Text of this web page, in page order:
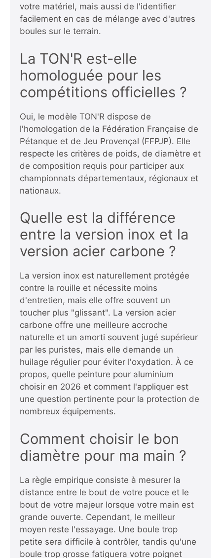
votre matériel, mais aussi de l'identifier
facilement en cas de mélange avec d'autres
boules sur le terrain.
La TON'R est-elle
homologuée pour les
compétitions officielles ?
Oui, le modèle TON'R dispose de
l'homologation de la Fédération Française de
Pétanque et de Jeu Provençal (FFPJP). Elle
respecte les critères de poids, de diamètre et
de composition requis pour participer aux
championnats départementaux, régionaux et
nationaux.
Quelle est la différence
entre la version inox et la
version acier carbone ?
La version inox est naturellement protégée
contre la rouille et nécessite moins
d'entretien, mais elle offre souvent un
toucher plus "glissant". La version acier
carbone offre une meilleure accroche
naturelle et un amorti souvent jugé supérieur
par les puristes, mais elle demande un
huilage régulier pour éviter l'oxydation. À ce
propos, quelle peinture pour aluminium
choisir en 2026 et comment l'appliquer est
une question pertinente pour la protection de
nombreux équipements.
Comment choisir le bon
diamètre pour ma main ?
La règle empirique consiste à mesurer la
distance entre le bout de votre pouce et le
bout de votre majeur lorsque votre main est
grande ouverte. Cependant, le meilleur
moyen reste l'essayage. Une boule trop
petite sera difficile à contrôler, tandis qu'une
boule trop grosse fatiguera votre poignet